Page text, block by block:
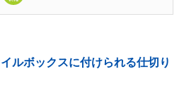
ルボックスに付けられる仕切り